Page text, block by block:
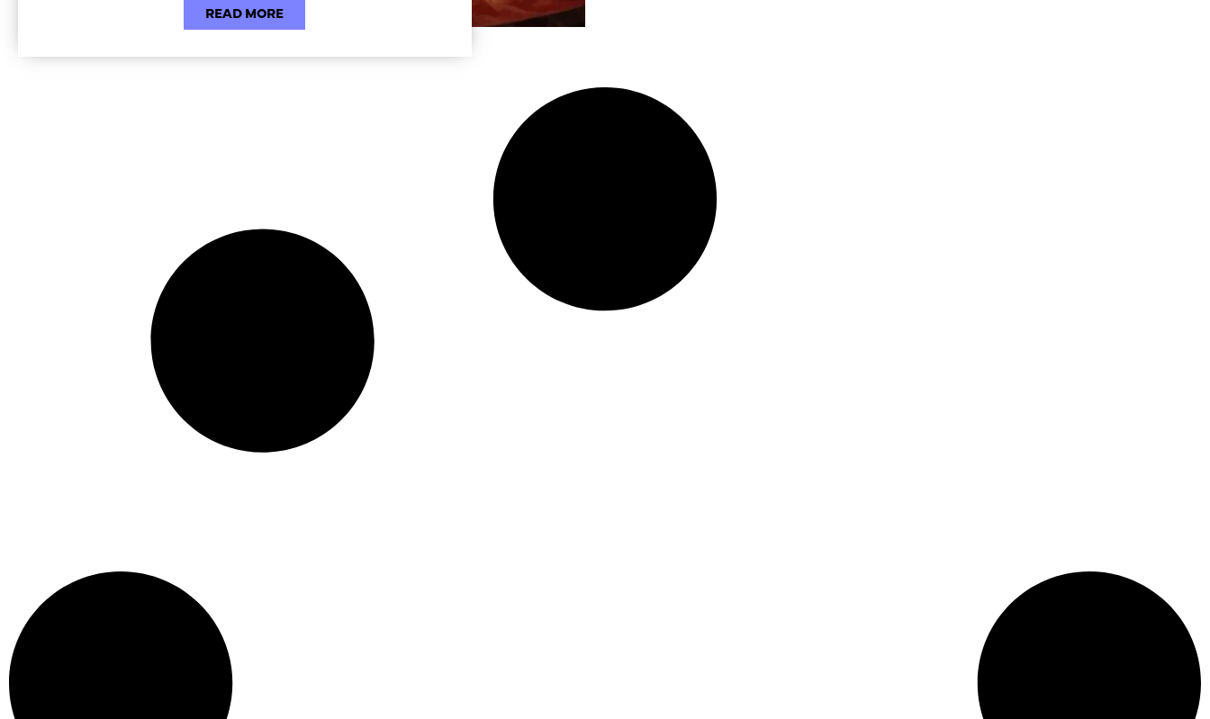
READ MORE